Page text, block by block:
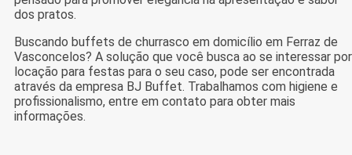
dos pratos.
Buscando buffets de churrasco em domicílio em Ferraz de
Vasconcelos? A solução que você busca ao se interessar por
locação para festas para o seu caso, pode ser encontrada
através da empresa BJ Buffet. Trabalhamos com higiene e
profissionalismo, entre em contato para obter mais
informações.